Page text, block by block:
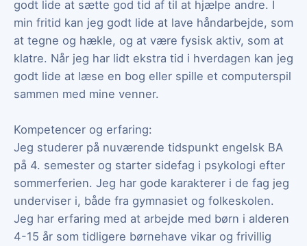
godt lide at sætte god tid af til at hjælpe andre. I
min fritid kan jeg godt lide at lave håndarbejde, som
at tegne og hækle, og at være fysisk aktiv, som at
klatre. Når jeg har lidt ekstra tid i hverdagen kan jeg
godt lide at læse en bog eller spille et computerspil
sammen med mine venner.
Kompetencer og erfaring:
Jeg studerer på nuværende tidspunkt engelsk BA
på 4. semester og starter sidefag i psykologi efter
sommerferien. Jeg har gode karakterer i de fag jeg
underviser i, både fra gymnasiet og folkeskolen.
Jeg har erfaring med at arbejde med børn i alderen
4-15 år som tidligere børnehave vikar og frivillig